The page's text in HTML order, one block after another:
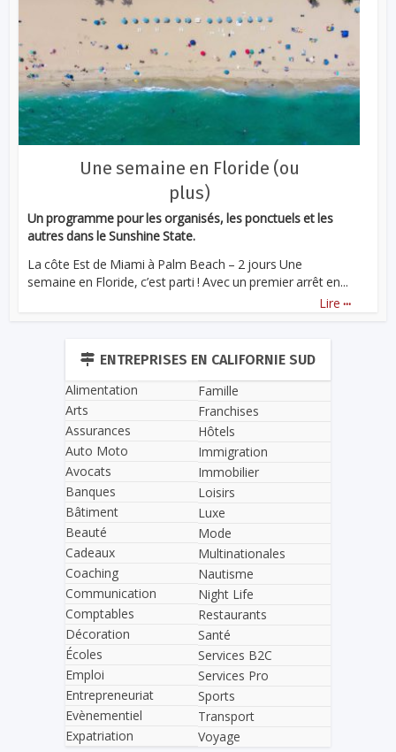
Une semaine en Floride (ou
plus)
Un programme pour les organisés, les ponctuels et les
autres dans le Sunshine State.
La côte Est de Miami à Palm Beach – 2 jours Une
semaine en Floride, c’est parti ! Avec un premier arrêt en...
Lire ...
ENTREPRISES EN CALIFORNIE SUD
Alimentation
Arts
Assurances
Auto Moto
Avocats
Banques
Bâtiment
Beauté
Cadeaux
Coaching
Communication
Comptables
Décoration
Écoles
Emploi
Entrepreneuriat
Evènementiel
Expatriation
Famille
Franchises
Hôtels
Immigration
Immobilier
Loisirs
Luxe
Mode
Multinationales
Nautisme
Night Life
Restaurants
Santé
Services B2C
Services Pro
Sports
Transport
Voyage